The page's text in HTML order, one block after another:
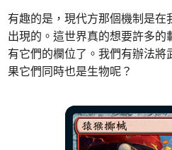
有趣的是，現代方那個機制是
出現的。這世界真的想要許多
有它們的欄位了。我們有辦法
果它們同時也是生物呢？